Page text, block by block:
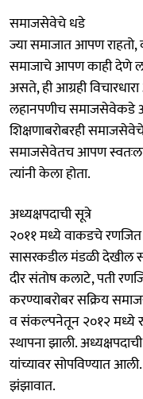
समाजसेवेचे धडे
ज्या समाजात आपण
समाजाचे आपण काही देणे
असते, ही आग्रही
लहानपणीच समाजसेवेकडे
शिक्षणाबरोबरही
समाजसेवेतच आपण स्वतःला
त्यांनी केला होता.
अध्यक्षपदाची सूत्रे
२०११ मध्ये वाकडचे रणजित
सासरकडील मंडळी देखील
दीर संतोष कलाटे, पती
करण्याबरोबर सक्रिय
व संकल्पनेतून २०१२ मध्ये
स्थापना झाली.
यांच्यावर सोपविण्यात
झंझावात.